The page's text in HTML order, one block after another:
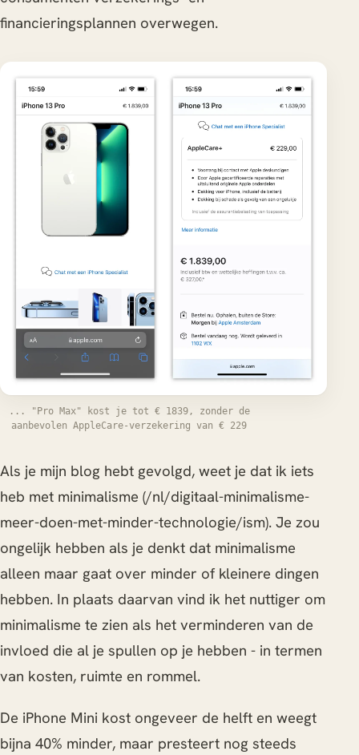
financieringsplannen overwegen.
... "Pro Max" kost je tot € 1839, zonder de
aanbevolen AppleCare-verzekering van € 229
Als je mijn blog hebt gevolgd, weet je dat ik iets
heb met minimalisme (/nl/digitaal-minimalisme-
meer-doen-met-minder-technologie/ism). Je zou
ongelijk hebben als je denkt dat minimalisme
alleen maar gaat over minder of kleinere dingen
hebben. In plaats daarvan vind ik het nuttiger om
minimalisme te zien als het verminderen van de
invloed die al je spullen op je hebben - in termen
van kosten, ruimte en rommel.
De iPhone Mini kost ongeveer de helft en weegt
bijna 40% minder, maar presteert nog steeds